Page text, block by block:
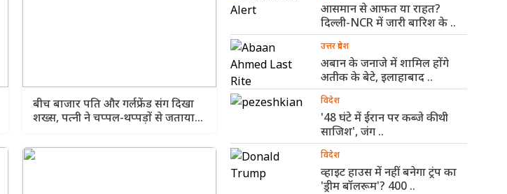
बीच बाजार पति और गर्लफ्रेंड संग दिखा
शख्स, पत्नी ने चप्पल-थप्पड़ों से जताया
आसमान से आफत या राहत?
दिल्ली-NCR में जारी बारिश के ..
उत्तर प्रदेश
अबान के जनाजे में शामिल होंगे
अतीक के बेटे, इलाहाबाद ..
विदेश
'48 घंटे में ईरान पर कब्जे की थी
साजिश', जंग ..
विदेश
व्हाइट हाउस में नहीं बनेगा ट्रंप का
'ड्रीम बॉलरूम'? 400 ..